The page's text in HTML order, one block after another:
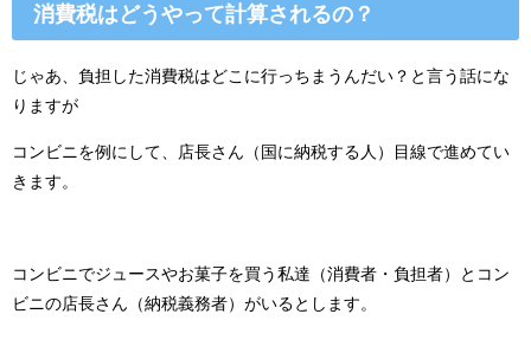
消費税はどうやって計算されるの？
じゃあ、負担した消費税はどこに行っちまうんだい？と言う話にな
りますが
コンビニを例にして、店長さん（国に納税する人）目線で進めてい
きます。
コンビニでジュースやお菓子を買う私達（消費者・負担者）とコン
ビニの店長さん（納税義務者）がいるとします。